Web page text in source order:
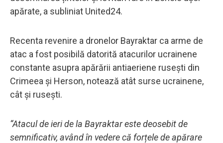
apărate, a subliniat United24.
Recenta revenire a dronelor Bayraktar ca arme de
atac a fost posibilă datorită atacurilor ucrainene
constante asupra apărării antiaeriene rusești din
Crimeea și Herson, notează atât surse ucrainene,
cât și rusești.
“Atacul de ieri de la Bayraktar este deosebit de
semnificativ, având în vedere că forțele de apărare